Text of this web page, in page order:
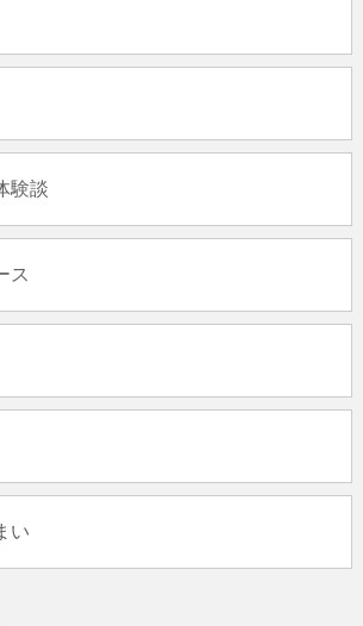
験談
ス
い